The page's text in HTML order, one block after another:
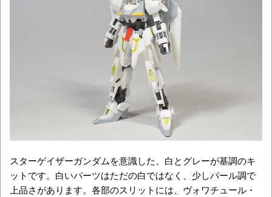
スターゲイザーガンダムを意識した、白とグレーが基調のキ
ットです。白いパーツはただの白ではなく、少しパール調で
上品さがあります。各部のスリットには、ヴォワチュール・